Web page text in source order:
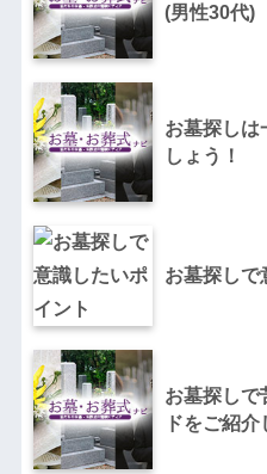
(男性30代)
お墓探しは
しょう！
お墓探しで
お墓探しで
ドをご紹